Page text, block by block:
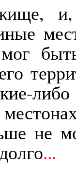
-
не
...